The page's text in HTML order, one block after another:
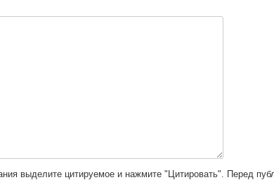
выделите цитируемое и нажмите "Цитировать". Перед